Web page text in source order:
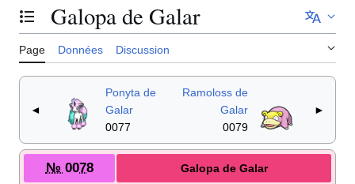
Basculer la table des matières
Galopa de Galar
Page Données Discussion
◄
Ponyta de
Galar
0077
Ramoloss de
Galar
0079
►
№ 0078 Galopa de Galar